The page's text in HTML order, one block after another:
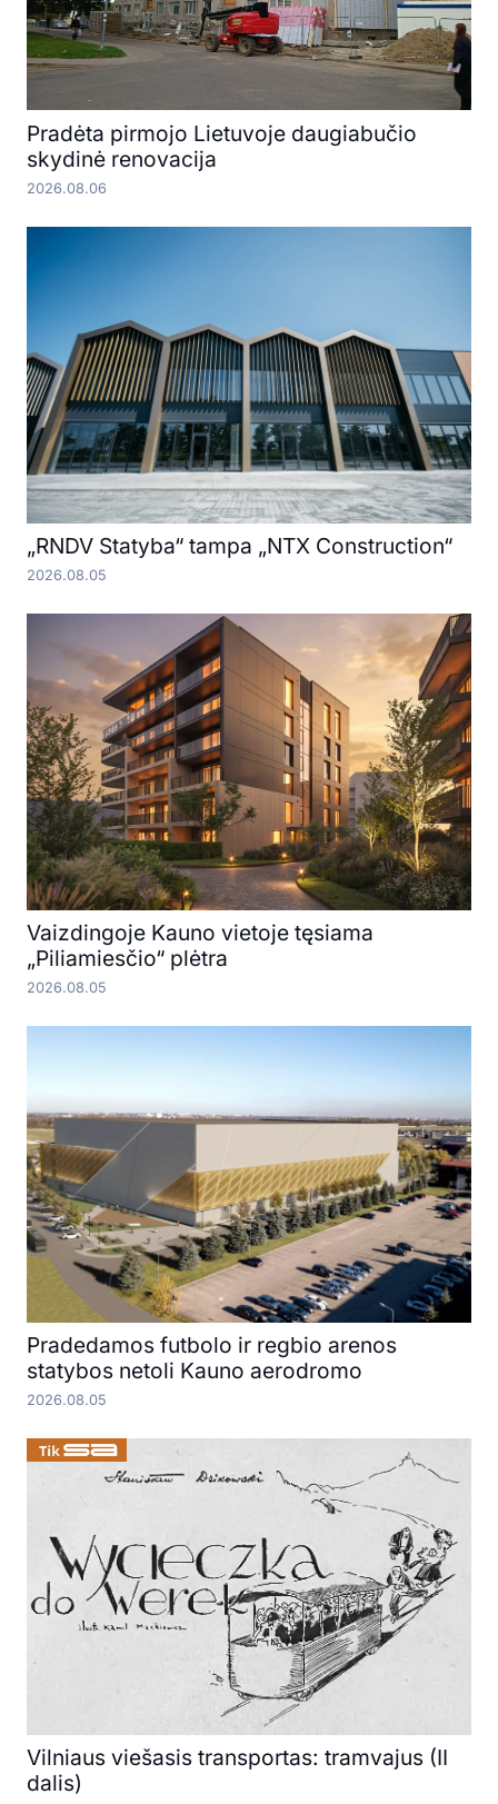
Pradėta pirmojo Lietuvoje daugiabučio
skydinė renovacija
2026.08.06
„RNDV Statyba“ tampa „NTX Construction“
2026.08.05
Vaizdingoje Kauno vietoje tęsiama
„Piliamiesčio“ plėtra
2026.08.05
Pradedamos futbolo ir regbio arenos
statybos netoli Kauno aerodromo
2026.08.05
Vilniaus viešasis transportas: tramvajus (II
dalis)